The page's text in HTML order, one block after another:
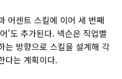
어센트 스킬에 이어 세 번째
'도 추가된다. 넥슨은 직업별
는 방향으로 스킬을 설계해 각
다는 계획이다.